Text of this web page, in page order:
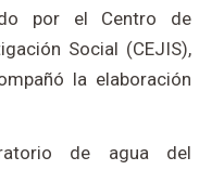
por el Centro de
Social (CEJIS),
la elaboración
de agua del